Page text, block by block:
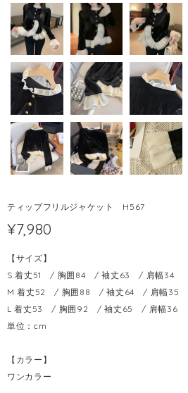
ティップフリルジャケット H567
¥7,980
【サイズ】
S 着丈51 / 胸囲84 / 袖丈63 / 肩幅34
M 着丈52 / 胸囲88 / 袖丈64 / 肩幅35
L 着丈53 / 胸囲92 / 袖丈65 / 肩幅36
単位：cm
【カラー】
ワンカラー